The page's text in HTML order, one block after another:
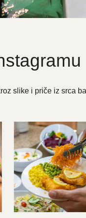
slike i priče iz srca